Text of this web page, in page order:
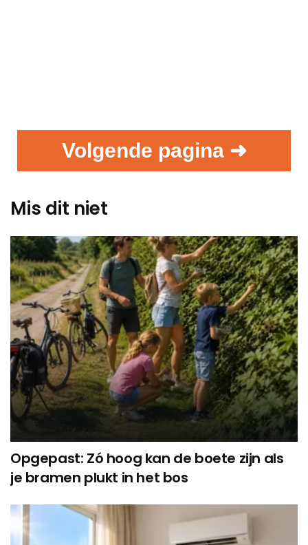
Volgende pagina ➜
Mis dit niet
Opgepast: Zó hoog kan de boete zijn als
je bramen plukt in het bos